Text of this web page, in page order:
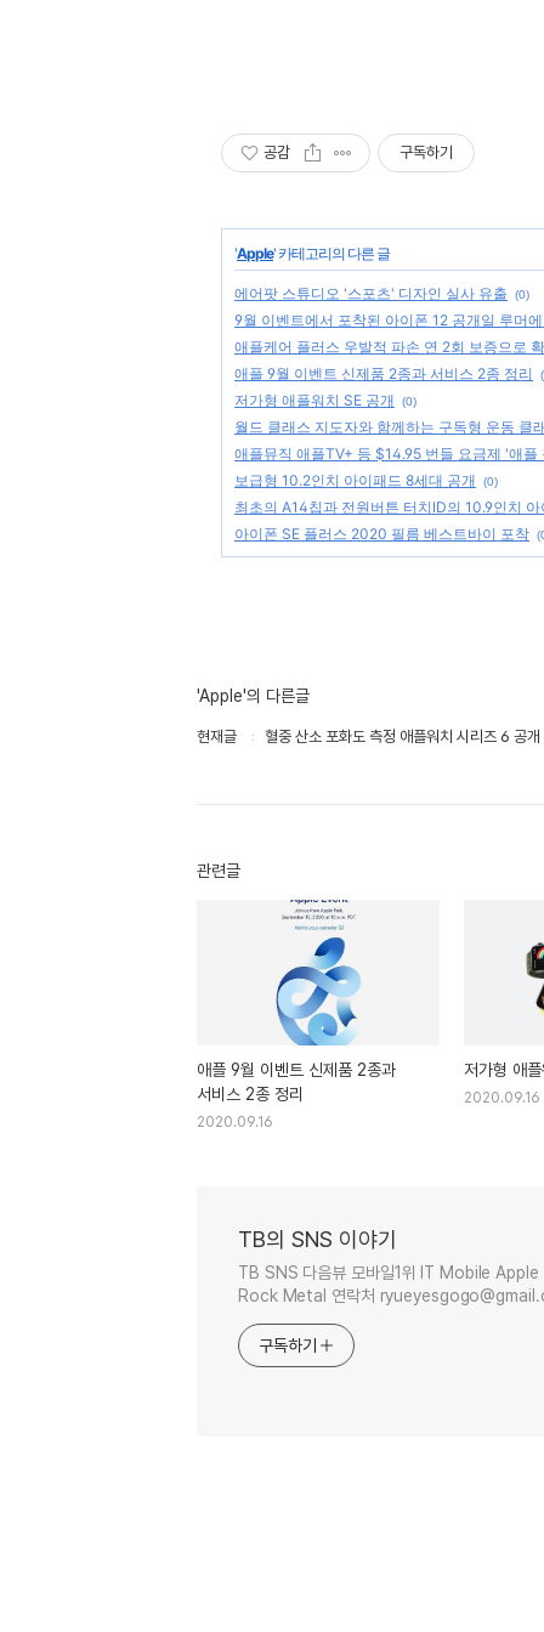
공감 구독하기
'Apple' 카테고리의 다른 글
에어팟 스튜디오 '스포츠' 디자인 실사 유출 (0)
9월 이벤트에서 포착된 아이폰 12 공개일 루머
애플케어 플러스 우발적 파손 연 2회 보증으로
애플 9월 이벤트 신제품 2종과 서비스 2종 정리
저가형 애플워치 SE 공개 (0)
월드 클래스 지도자와 함께하는 구독형 운동 클
애플뮤직 애플TV+ 등 $14.95 번들 요금제 '애플
보급형 10.2인치 아이패드 8세대 공개
(0)
최초의 A14칩과 전원버튼 터치ID의 10.9인치
아이폰 SE 플러스 2020 필름 베스트바이 포착
'Apple'의 다른글
현재글 혈중 산소 포화도 측정 애플워치 시리즈 6 공개
관련글
애플 9월 이벤트 신제품 2종과
서비스 2종 정리
2020.09.16
저가형 애
2020.09.16
TB의 SNS 이야기
TB SNS 다음뷰 모바일1위 IT Mobile
Rock Metal 연락처
구독하기